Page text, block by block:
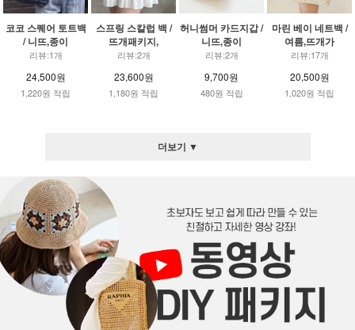
코코 스퀘어 토트백
/ 니뜨,종이
리뷰:1개
24,500원
1,220원 적립
스프링 스칼럽 백 /
뜨개패키지,
리뷰:2개
23,600원
1,180원 적립
허니썸머 카드지갑 /
니뜨,종이
리뷰:2개
9,700원
480원 적립
마린 베이 네트백 /
여름,뜨개가
리뷰:17개
20,500원
1,020원 적립
더보기 ▼